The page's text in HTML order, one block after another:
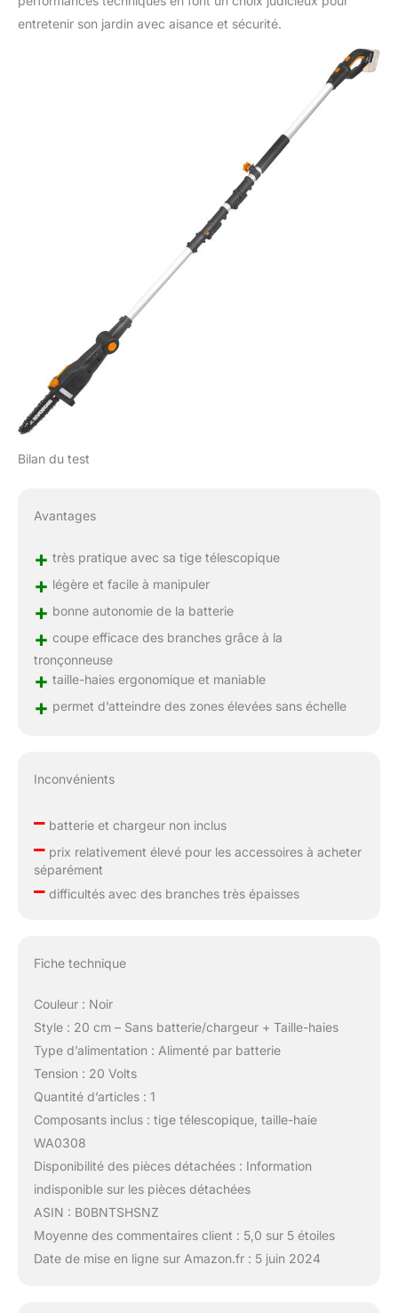
entretenir son jardin avec aisance et sécurité.
Bilan du test
Avantages
+ très pratique avec sa tige télescopique
+ légère et facile à manipuler
+ bonne autonomie de la batterie
+ coupe efficace des branches grâce à la
tronçonneuse
+ taille-haies ergonomique et maniable
+ permet d’atteindre des zones élevées sans échelle
Inconvénients
–batterie et chargeur non inclus
–prix relativement élevé pour les accessoires à acheter
séparément
–difficultés avec des branches très épaisses
Fiche technique
Couleur : Noir
Style : 20 cm – Sans batterie/chargeur + Taille-haies
Type d’alimentation : Alimenté par batterie
Tension : 20 Volts
Quantité d’articles : 1
Composants inclus : tige télescopique, taille-haie
WA0308
Disponibilité des pièces détachées : Information
indisponible sur les pièces détachées
ASIN : B0BNTSHSNZ
Moyenne des commentaires client : 5,0 sur 5 étoiles
Date de mise en ligne sur Amazon.fr : 5 juin 2024